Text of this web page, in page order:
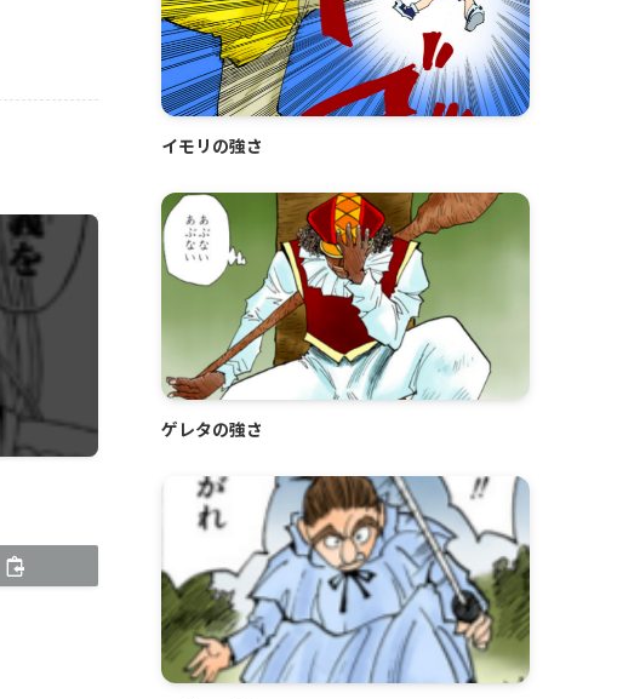
イモリの強さ
ゲレタの強さ